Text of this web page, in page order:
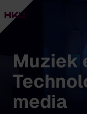
Muziek
media